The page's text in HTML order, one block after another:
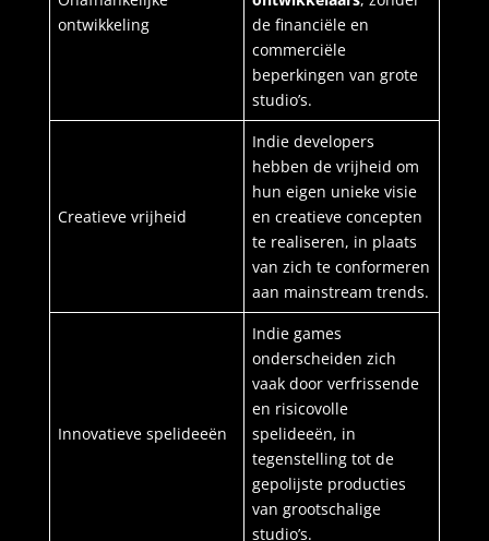
ontwikkeling
de financiële en
commerciële
beperkingen van grote
studio’s.
Creatieve vrijheid
Indie developers
hebben de vrijheid om
hun eigen unieke visie
en creatieve concepten
te realiseren, in plaats
van zich te conformeren
aan mainstream trends.
Innovatieve spelideeën
Indie games
onderscheiden zich
vaak door verfrissende
en risicovolle
spelideeën, in
tegenstelling tot de
gepolijste producties
van grootschalige
studio’s.